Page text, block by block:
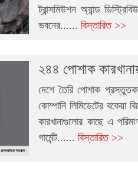
ট্রান্সমিউশন অ্যান্ড
ভবনের......বিস্তারিত >>
২৪৪ পোশাক
দেশে তৈরি পোশাক
কোম্পানি লিমিডেটের বকেয়া
কারখানাগুলোর কাছে এ
গার্মেন্ট......বিস্তারিত >>